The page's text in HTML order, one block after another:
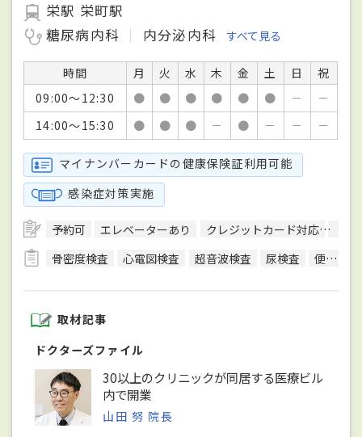
栄駅 栄町駅
糖尿病内科
内分泌内科 すべて見る
時間 月 火 水 木 金 土 日
祝
09:00～12:30
● ● ● ● ● ● －
－
14:00～15:30
● ● ● － ● － － －
マイナンバーカードの健康保険証利用可能
感染症対策実施
予約可 エレベーターあり クレジットカード対応
骨密度検査
心電図検査 超音波検査 尿検査 便検査
取材記事
ドクターズファイル
30以上のクリニックが同居する医療ビル
内で開業
山田 努 院長